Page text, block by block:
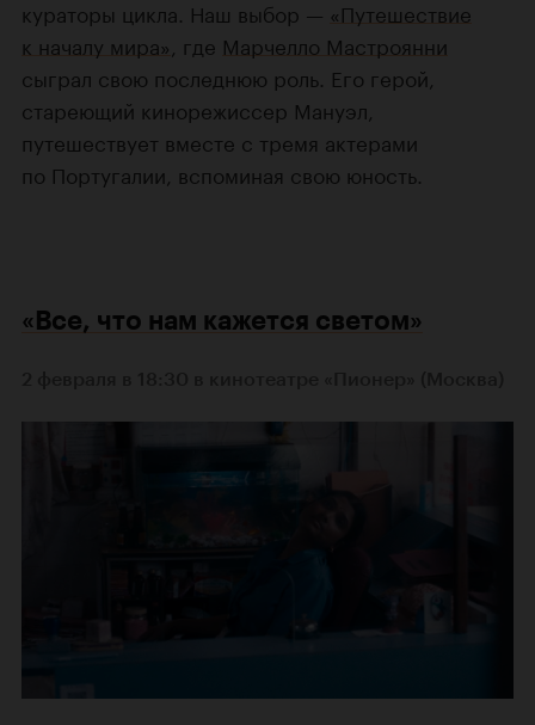
кураторы цикла. Наш выбор — «Путешествие
к началу мира» , где Марчелло Мастроянни
сыграл свою последнюю роль. Его герой,
стареющий кинорежиссер Мануэл,
путешествует вместе с тремя актерами
по Португалии, вспоминая свою юность.
«Все, что нам кажется светом»